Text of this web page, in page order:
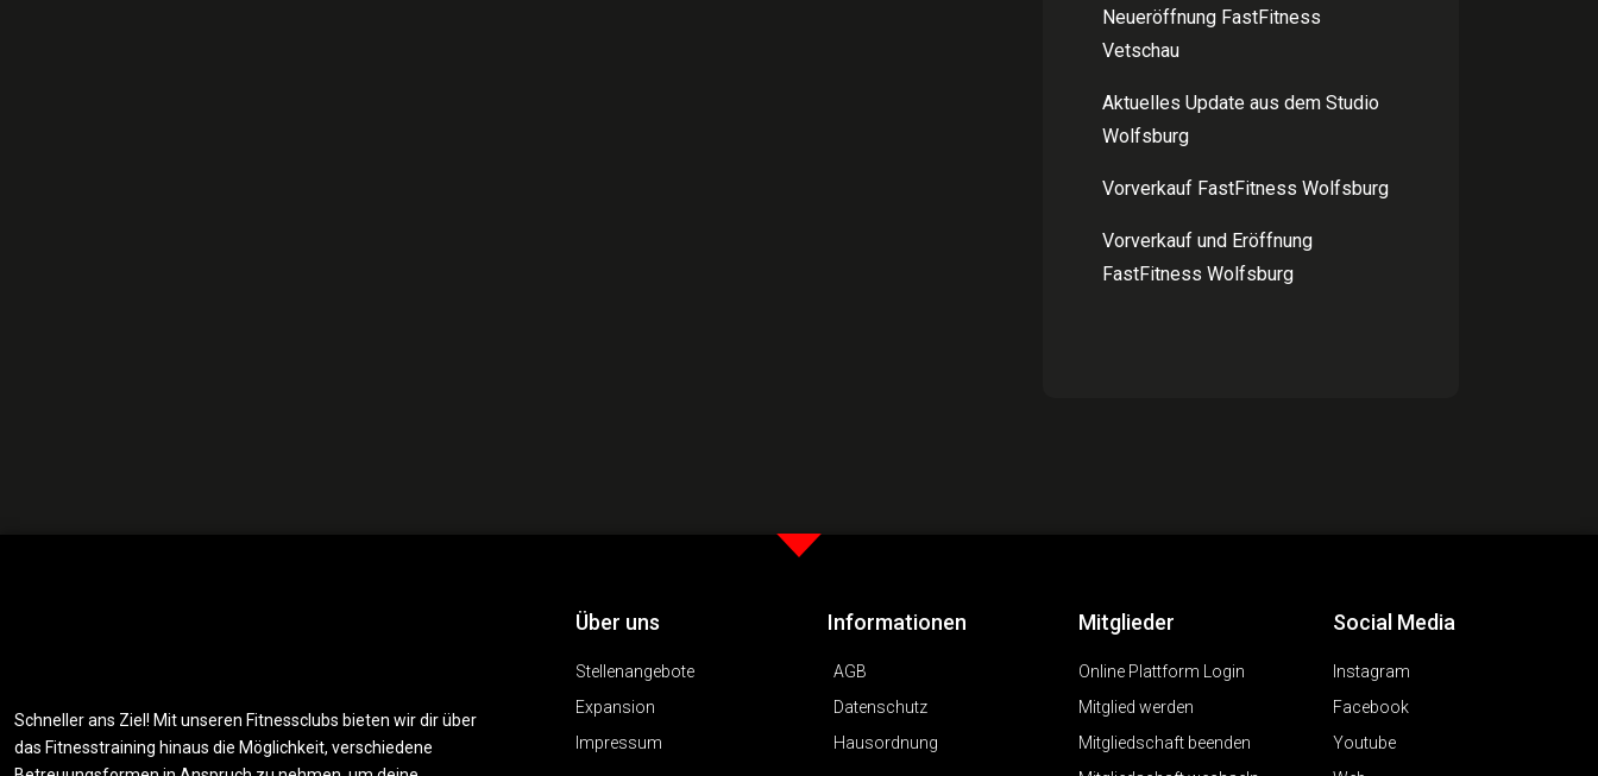
Neueröffnung FastFitness
Vetschau
Aktuelles Update aus dem Studio
Wolfsburg
Vorverkauf FastFitness Wolfsburg
Vorverkauf und Eröffnung
FastFitness Wolfsburg
Schneller ans Ziel! Mit unseren Fitnessclubs bieten wir dir über
das Fitnesstraining hinaus die Möglichkeit, verschiedene
Über uns
Stellenangebote
Expansion
Impressum
Informationen
AGB
Datenschutz
Hausordnung
Mitglieder
Online Plattform Login
Mitglied werden
Mitgliedschaft beenden
Social Media
Instagram
Facebook
Youtube